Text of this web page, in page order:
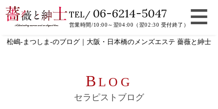
TEL/ 06-6214-5047
営業時間/10:00～翌04:00（翌02:30 受付終了）
松嶋-まつしま-のブログ｜大阪・日本橋のメンズエステ 薔薇と紳士
BLOG
セラピストブログ